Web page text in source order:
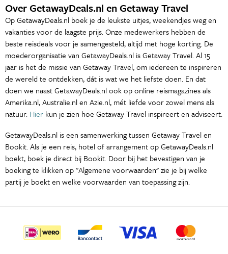
Over GetawayDeals.nl en Getaway Travel
Op GetawayDeals.nl boek je de leukste uitjes, weekendjes weg en
vakanties voor de laagste prijs. Onze medewerkers hebben de
beste reisdeals voor je samengesteld, altijd met hoge korting. De
moederorganisatie van GetawayDeals.nl is Getaway Travel. Al 15
jaar is het de missie van Getaway Travel, om iedereen te inspireren
de wereld te ontdekken, dát is wat we het liefste doen. En dat
doen we naast GetawayDeals.nl ook op online reismagazines als
Amerika.nl, Australie.nl en Azie.nl, mét liefde voor zowel mens als
natuur. Hier kun je zien hoe Getaway Travel inspireert en adviseert.
GetawayDeals.nl is een samenwerking tussen Getaway Travel en
Bookit. Als je een reis, hotel of arrangement op GetawayDeals.nl
boekt, boek je direct bij Bookit. Door bij het bevestigen van je
boeking te klikken op "Algemene voorwaarden" zie je bij welke
partij je boekt en welke voorwaarden van toepassing zijn.